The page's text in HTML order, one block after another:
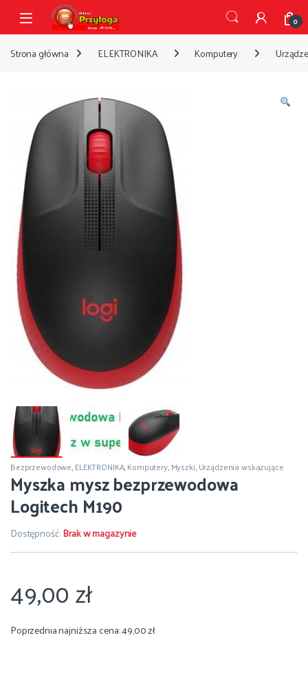
Przejdź do nawigacji
Przejdź do treści
Open 0
Strona główna ELEKTRONIKA Komputery
Bezprzewodowe,ELEKTRONIKA,Komputery,Myszki,Urządzenia wskazujące
Myszka mysz bezprzewodowa
Logitech M190
Dostępność:Brak w magazynie
49,00zł
Poprzednia najniższa cena:49,00zł.